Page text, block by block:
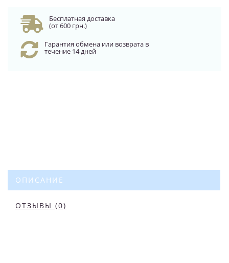
Бесплатная доставка
(от 600 грн.)
Гарантия обмена или возврата в
течение 14 дней
ОПИСАНИЕ
ОТЗЫВЫ (0)